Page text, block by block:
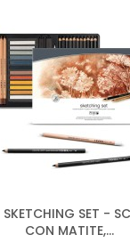
SKETCHING SET -
CON MATITE,...